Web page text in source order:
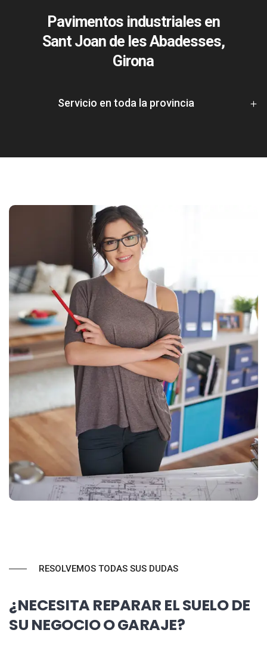
Pavimentos industriales en
Sant Joan de les Abadesses,
Girona
Servicio en toda la provincia
RESOLVEMOS TODAS SUS DUDAS
¿NECESITA REPARAR EL SUELO DE
SU NEGOCIO O GARAJE?